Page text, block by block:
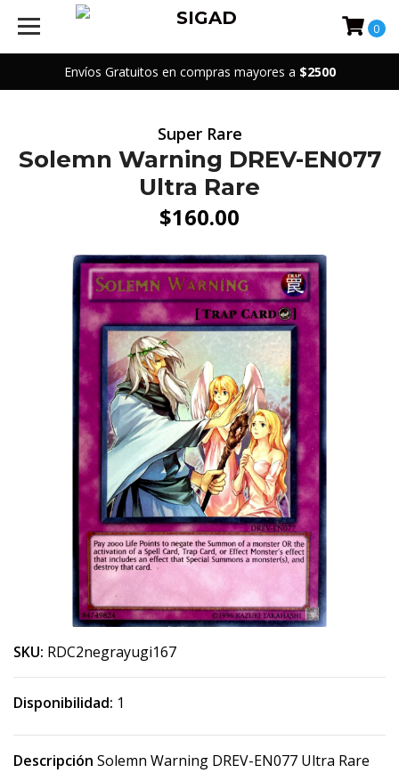
Envíos Gratuitos en compras mayores a $2500
0
Super Rare
Solemn Warning DREV-EN077
Ultra Rare
$160.00
SKU: RDC2negrayugi167
Disponibilidad: 1
Descripción Solemn Warning DREV-EN077 Ultra Rare